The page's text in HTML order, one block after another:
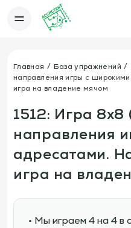
Книги
Новости
Тарифы
Информация
О сервисе
Телефон:
+7 978 793 21 93
Электронная почта:
info@assistent-trenera.ru
Главная База упражнений
направления игры с
игра на владение мячом
1512: Игра
направления
адресатами.
игра на
• Мы играем 4 на 4 в